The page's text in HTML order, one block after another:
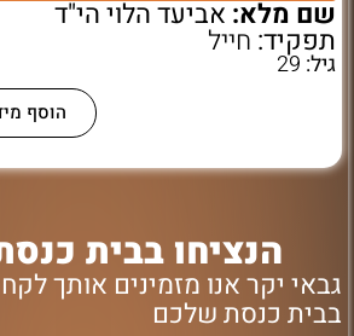
שם מלא:אביעד הלוי הי"ד
תפקיד: חייל
גיל: 29
הוסף
הנציחו בבית
גבאי יקר אנו מזמינים אותך
בבית כנסת שלכם